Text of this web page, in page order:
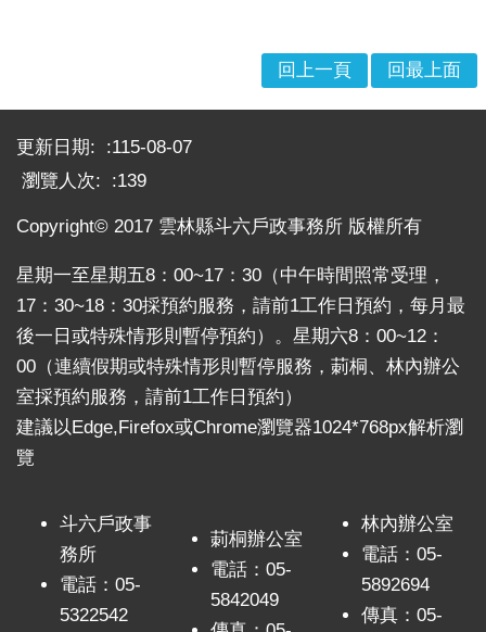
人
口
統
計
最
新
消
息
公
開
資
訊
回上一頁 回最上面
更新日期:
115-08-07
瀏覽人次:
139
Copyright© 2017 雲林縣斗六戶政事務所 版權所有
星期一至星期五8：00~17：30（中午時間照常受理，
17：30~18：30採預約服務，請前1工作日預約，每月最
後一日或特殊情形則暫停預約）。星期六8：00~12：
00（連續假期或特殊情形則暫停服務，莿桐、林內辦公
室採預約服務，請前1工作日預約）
建議以Edge,Firefox或Chrome瀏覽器1024*768px解析瀏
覽
斗六戶政事
務所
電話：05-
5322542
莿桐辦公室
電話：05-
5842049
林內辦公室
電話：05-
5892694
傳真：05-